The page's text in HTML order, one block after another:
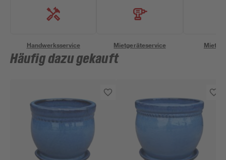
Handwerksservice Mietgeräteservice
Häufig dazu gekauft